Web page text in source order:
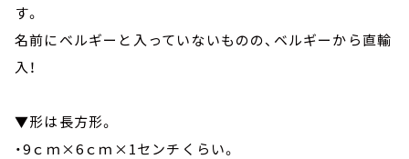
す。
名前にベルギーと入っていないものの、ベルギーから直輸
入！
▼形は長方形。
・9ｃｍ×6ｃｍ×1センチくらい。